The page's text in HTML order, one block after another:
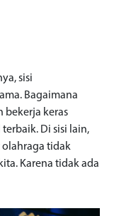
sisi
Bagaimana
bekerja keras
Di sisi lain,
olahraga tidak
Karena tidak ada